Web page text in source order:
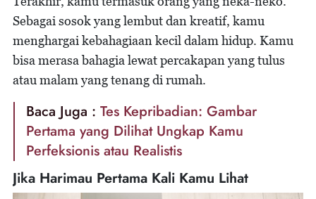
Sebagai sosok yang lembut dan kreatif, kamu
menghargai kebahagiaan kecil dalam hidup. Kamu
bisa merasa bahagia lewat percakapan yang tulus
atau malam yang tenang di rumah.
Baca Juga : Tes Kepribadian: Gambar
Pertama yang Dilihat Ungkap Kamu
Perfeksionis atau Realistis
Jika Harimau Pertama Kali Kamu Lihat